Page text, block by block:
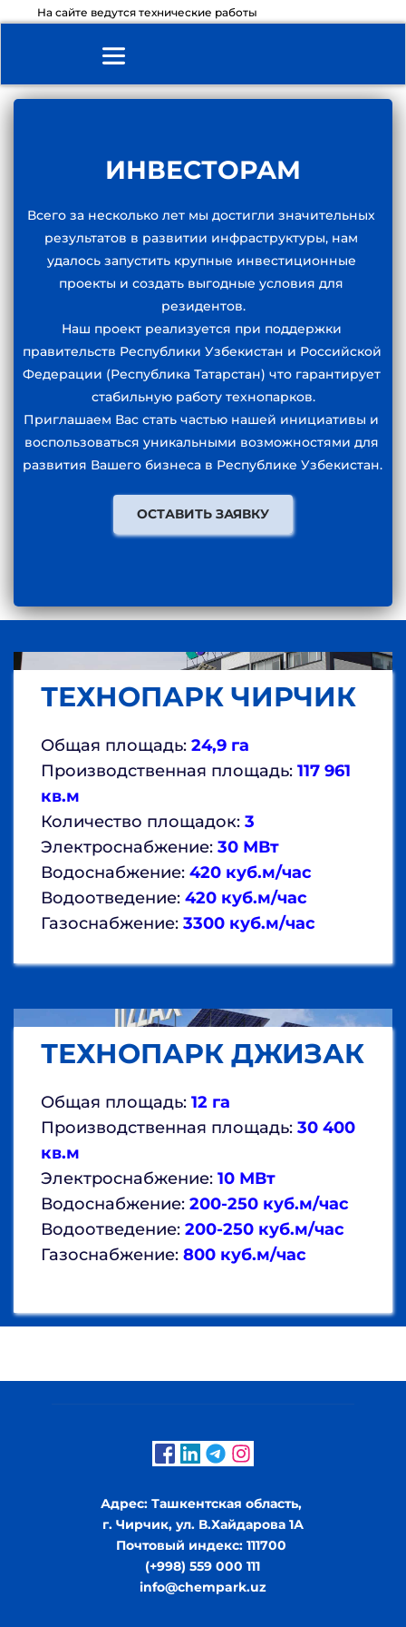
На сайте ведутся технические работы
ИНВЕСТОРАМ
Всего за несколько лет мы достигли значительных
результатов в развитии инфраструктуры, нам
удалось запустить крупные инвестиционные
проекты и создать выгодные условия для
резидентов.
Наш проект реализуется при поддержки
правительств Республики Узбекистан и Российской
Федерации (Республика Татарстан) что гарантирует
стабильную работу технопарков.
Приглашаем Вас стать частью нашей инициативы и
воспользоваться уникальными возможностями для
ОСТАВИТЬ ЗАЯВКУ
ТЕХНОПАРК ЧИРЧИК
Общая площадь: 24,9 га
Производственная площадь: 117 961
кв.м
Количество площадок: 3
Электроснабжение: 30 МВт
Водоснабжение: 420 куб.м/час
Водоотведение: 420 куб.м/час
Газоснабжение: 3300 куб.м/час
ТЕХНОПАРК ДЖИЗАК
Общая площадь: 12 га
Производственная площадь: 30 400
кв.м
Электроснабжение: 10 МВт
Водоснабжение: 200-250 куб.м/час
Водоотведение: 200-250 куб.м/час
Газоснабжение: 800 куб.м/час
Адрес: Ташкентская область,
г. Чирчик, ул. В.Хайдарова 1А
Почтовый индекс: 111700
(+998) 559 000 111
info@chempark.uz